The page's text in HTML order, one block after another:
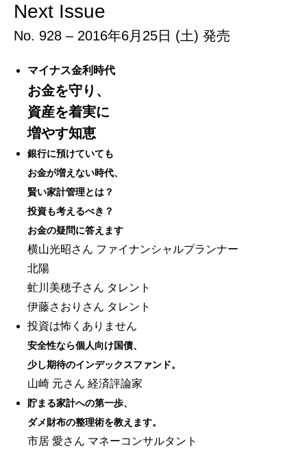
Next Issue
No. 928 – 2016年6月25日 (土) 発売
マイナス金利時代
お金を守り、
資産を着実に
増やす知恵
銀行に預けていても
お金が増えない時代、
賢い家計管理とは？
投資も考えるべき？
お金の疑問に答えます
横山光昭さん ファイナンシャルプランナー
北陽
虻川美穂子さん タレント
伊藤さおりさん タレント
投資は怖くありません
安全性なら個人向け国債、
少し期待のインデックスファンド。
山崎 元さん 経済評論家
貯まる家計への第一歩、
ダメ財布の整理術を教えます。
市居 愛さん マネーコンサルタント